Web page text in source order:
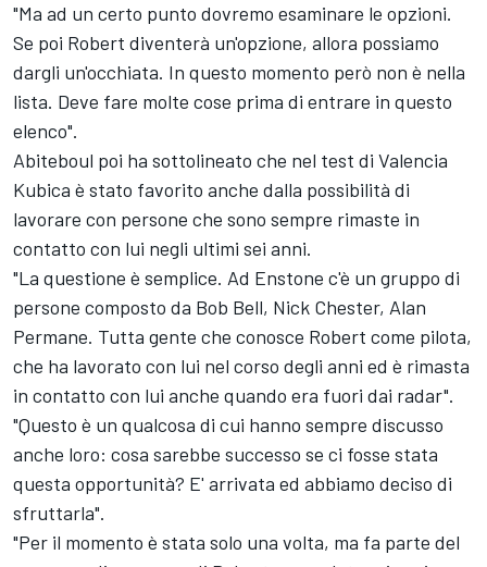
"Ma ad un certo punto dovremo esaminare le opzioni.
Se poi Robert diventerà un'opzione, allora possiamo
dargli un'occhiata. In questo momento però non è nella
lista. Deve fare molte cose prima di entrare in questo
elenco".
Abiteboul poi ha sottolineato che nel test di Valencia
Kubica è stato favorito anche dalla possibilità di
lavorare con persone che sono sempre rimaste in
contatto con lui negli ultimi sei anni.
"La questione è semplice. Ad Enstone c'è un gruppo di
persone composto da Bob Bell, Nick Chester, Alan
Permane. Tutta gente che conosce Robert come pilota,
che ha lavorato con lui nel corso degli anni ed è rimasta
in contatto con lui anche quando era fuori dai radar".
"Questo è un qualcosa di cui hanno sempre discusso
anche loro: cosa sarebbe successo se ci fosse stata
questa opportunità? E' arrivata ed abbiamo deciso di
sfruttarla".
"Per il momento è stata solo una volta, ma fa parte del